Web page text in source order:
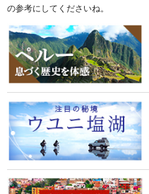
の参考にしてくださいね。